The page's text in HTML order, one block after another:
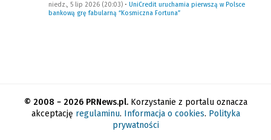
niedz., 5 lip 2026 (20:03) • UniCredit uruchamia pierwszą w Polsce
bankową grę fabularną “Kosmiczna Fortuna”
© 2008 − 2026 PRNews.pl.Korzystanie z portalu oznacza
akceptację regulaminu. Informacja o cookies. Polityka
prywatności